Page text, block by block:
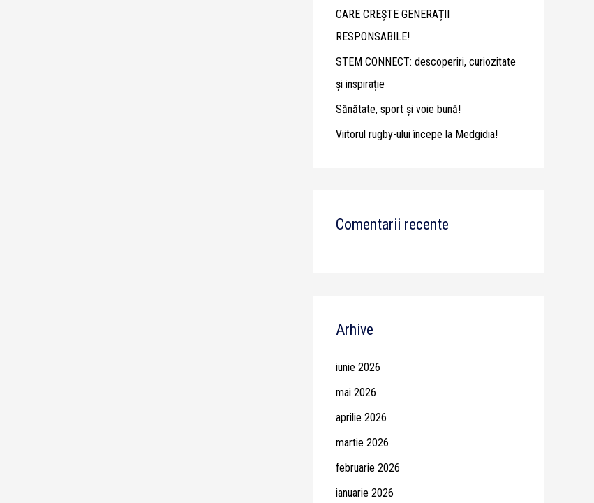
:CARE CREȘTE GENERAȚII
RESPONSABILE!
STEM CONNECT: descoperiri, curiozitate
și inspirație
Sănătate, sport și voie bună!
Viitorul rugby-ului începe la Medgidia!
Comentarii recente
Arhive
iunie 2026
mai 2026
aprilie 2026
martie 2026
februarie 2026
ianuarie 2026